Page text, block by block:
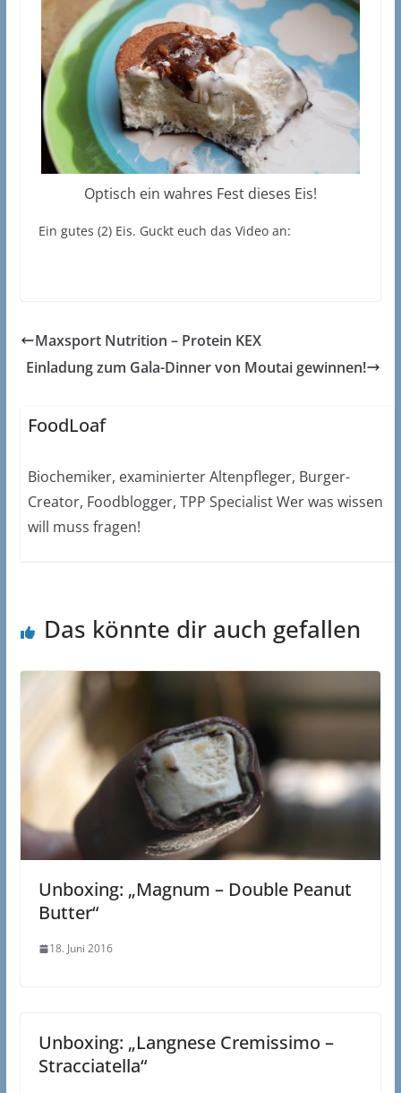
Optisch ein wahres Fest dieses Eis!
Ein gutes (2) Eis. Guckt euch das Video an:
Maxsport Nutrition – Protein KEX
Einladung zum Gala-Dinner von Moutai gewinnen!
FoodLoaf
Biochemiker, examinierter Altenpfleger, Burger-
Creator, Foodblogger, TPP Specialist Wer was wissen
will muss fragen!
Das könnte dir auch gefallen
Unboxing: „Magnum – Double Peanut
Butter“
18. Juni 2016
Unboxing: „Langnese Cremissimo –
Stracciatella“